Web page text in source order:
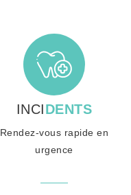
INCIDENTS
Rendez-vous rapide en
urgence